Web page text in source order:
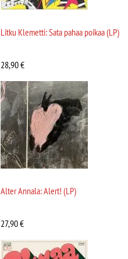
Litku Klemetti: Sata pahaa poikaa (LP)
28,90€
Alter Annala: Alert! (LP)
27,90€